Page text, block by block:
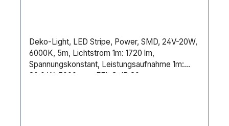
Deko-Light, LED Stripe, Power, SMD, 24V-20W,
6000K, 5m, Lichtstrom 1m: 1720 lm,
Spannungskonstant, Leistungsaufnahme 1m:
20.0 W, 5000 mm, EEI: G, IP 20